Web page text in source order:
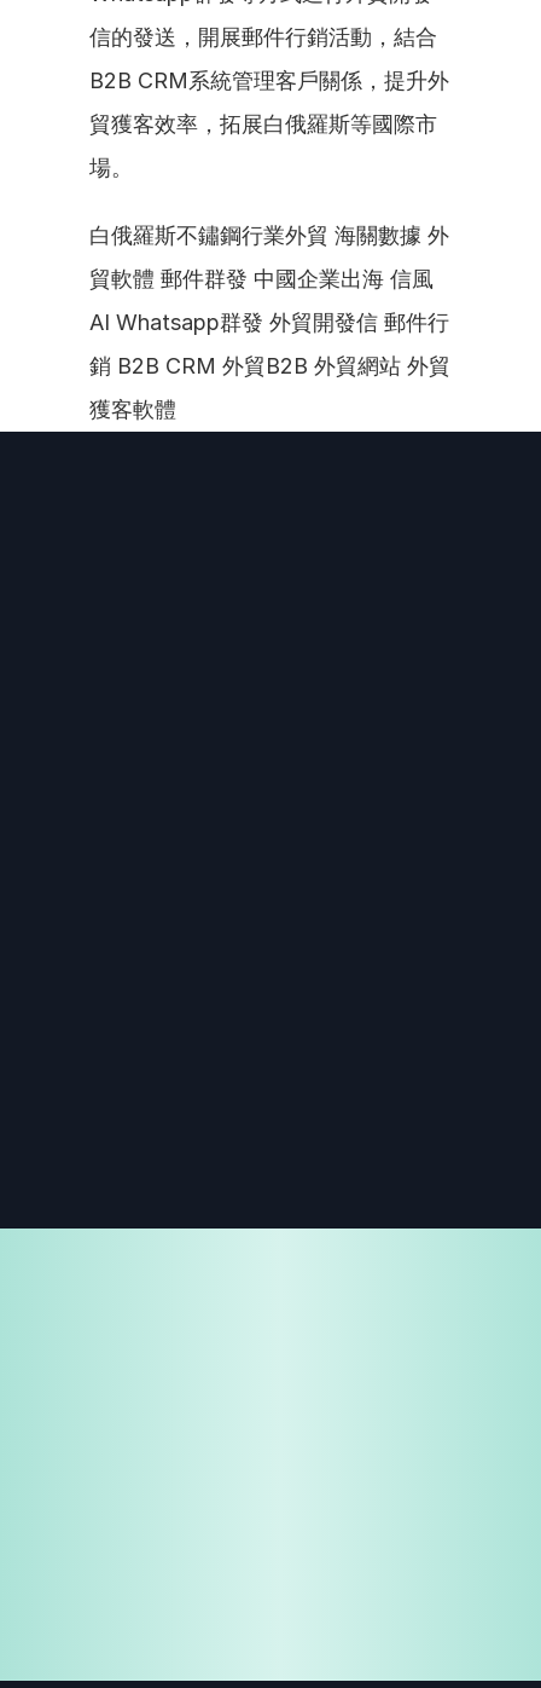
信的發送，開展郵件行銷活動，結合
B2B CRM系統管理客戶關係，提升外
貿獲客效率，拓展白俄羅斯等國際市
場。
白俄羅斯不鏽鋼行業外貿 海關數據 外
貿軟體 郵件群發 中國企業出海 信風
AI Whatsapp群發 外貿開發信 郵件行
銷 B2B CRM 外貿B2B 外貿網站 外貿
獲客軟體